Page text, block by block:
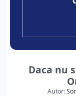
Daca nu
Autor: